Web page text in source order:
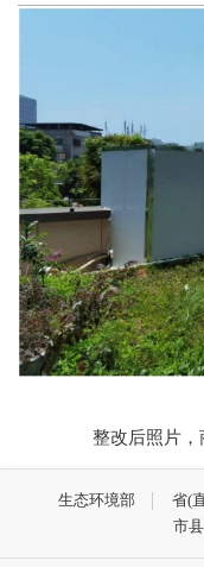
整改后照片，商
生态环境部 省(
市